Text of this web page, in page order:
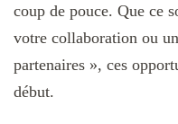
coup de pouce. Que ce
votre collaboration ou
partenaires », ces
début.